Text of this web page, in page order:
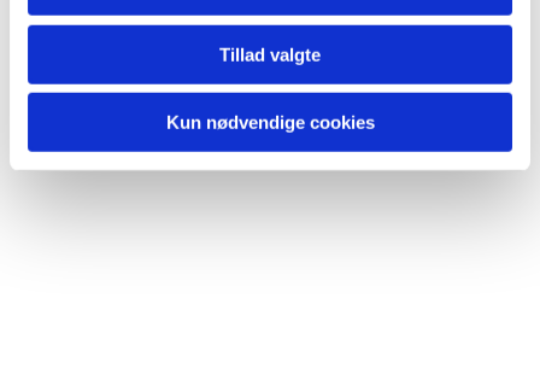
Tillad valgte
Kun nødvendige cookies